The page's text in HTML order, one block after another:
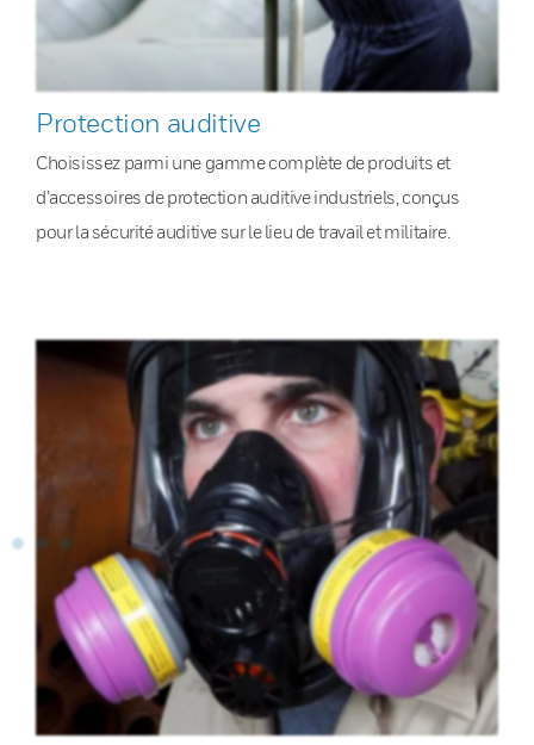
Protection auditive
Choisissez parmi une gamme complète de produits et
d’accessoires de protection auditive industriels, conçus
pour la sécurité auditive sur le lieu de travail et militaire.